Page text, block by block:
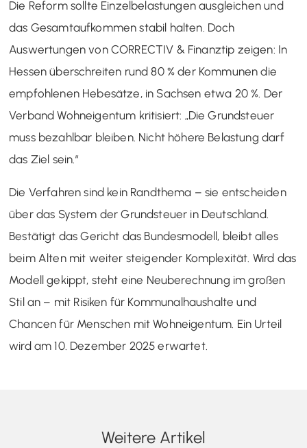
Die Reform sollte Einzelbelastungen ausgleichen und
das Gesamtaufkommen stabil halten. Doch
Auswertungen von CORRECTIV & Finanztip zeigen: In
Hessen überschreiten rund 80 % der Kommunen die
empfohlenen Hebesätze, in Sachsen etwa 20 %. Der
Verband Wohneigentum kritisiert: „Die Grundsteuer
muss bezahlbar bleiben. Nicht höhere Belastung darf
das Ziel sein.“
Die Verfahren sind kein Randthema – sie entscheiden
über das System der Grundsteuer in Deutschland.
Bestätigt das Gericht das Bundesmodell, bleibt alles
beim Alten mit weiter steigender Komplexität. Wird das
Modell gekippt, steht eine Neuberechnung im großen
Stil an – mit Risiken für Kommunalhaushalte und
Chancen für Menschen mit Wohneigentum. Ein Urteil
wird am 10. Dezember 2025 erwartet.
Weitere Artikel